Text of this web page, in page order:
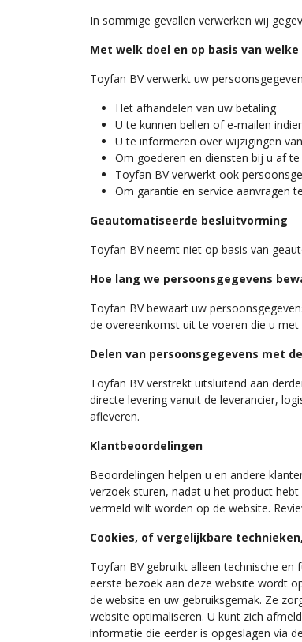
In sommige gevallen verwerken wij
Met welk doel en op basis van
Toyfan BV verwerkt uw
Het afhandelen van uw betaling
U te kunnen bellen of e-mailen
U te informeren over wijzigingen
Om goederen en diensten bij u af te
Toyfan BV verwerkt ook
Om garantie en service aanvragen
Geautomatiseerde besluitvorming
Toyfan BV neemt niet op basis van
Hoe lang we persoonsgegevens
Toyfan BV bewaart uw
de overeenkomst uit te voeren die u
Delen van persoonsgegevens met
Toyfan BV verstrekt uitsluitend aan
directe levering vanuit de leverancier,
afleveren.
Klantbeoordelingen
Beoordelingen helpen u en andere
verzoek sturen, nadat u het product
vermeld wilt worden op de website.
Cookies, of vergelijkbare
Toyfan BV gebruikt alleen technische
eerste bezoek aan deze website wordt
de website en uw gebruiksgemak. Ze
website optimaliseren. U kunt zich
informatie die eerder is opgeslagen via